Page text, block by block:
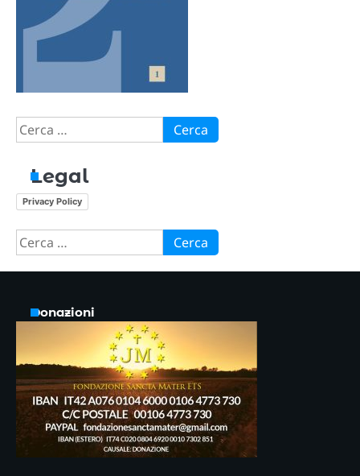
Ricerca
per:
Legal
Privacy Policy
Ricerca
per:
Donazioni